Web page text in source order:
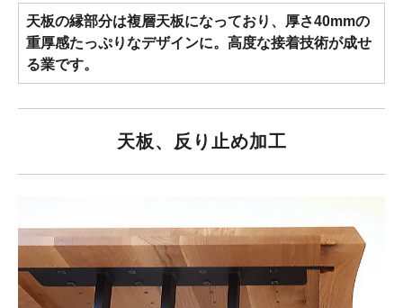
天板の縁部分は複層天板になっており、厚さ40mmの
重厚感たっぷりなデザインに。高度な接着技術が成せ
る業です。
天板、反り止め加工